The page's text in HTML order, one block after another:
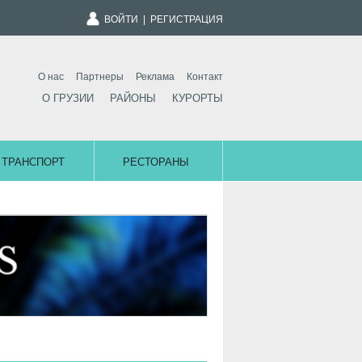
ВОЙТИ РЕГИСТРАЦИЯ
О нас Партнеры Реклама Контакт
О ГРУЗИИ РАЙОНЫ КУРОРТЫ
ТРАНСПОРТ РЕСТОРАНЫ